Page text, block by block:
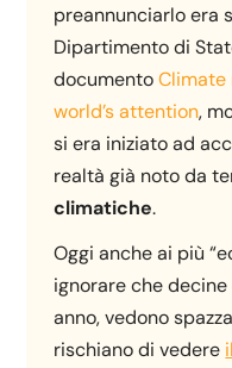
preannunciarlo era
Dipartimento di
documentoClimate
world’s attention,
si era iniziato ad
realtà già noto da
climatiche.
Oggi anche ai più
ignorare che
anno, vedono
rischiano di vedere